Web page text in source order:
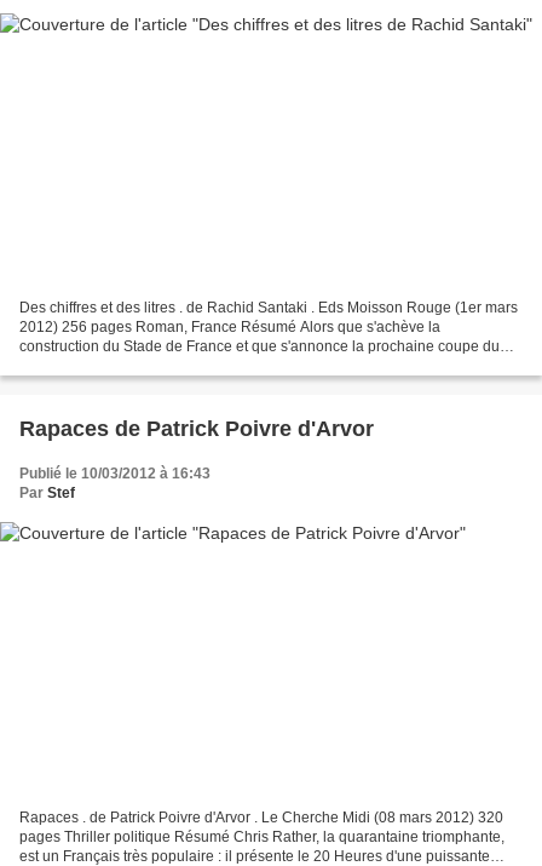
Des chiffres et des litres . de Rachid Santaki . Eds Moisson Rouge (1er mars
2012) 256 pages Roman, France Résumé Alors que s'achève la
construction du Stade de France et que s'annonce la prochaine coupe du
Rapaces de Patrick Poivre d'Arvor
Publié le 10/03/2012 à 16:43
Par Stef
Rapaces . de Patrick Poivre d'Arvor . Le Cherche Midi (08 mars 2012) 320
pages Thriller politique Résumé Chris Rather, la quarantaine triomphante,
est un Français très populaire : il présente le 20 Heures d'une puissante